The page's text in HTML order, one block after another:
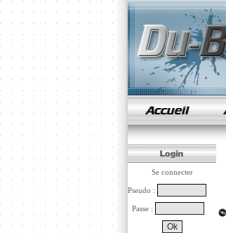
Se connecter
Pseudo :
Passe :